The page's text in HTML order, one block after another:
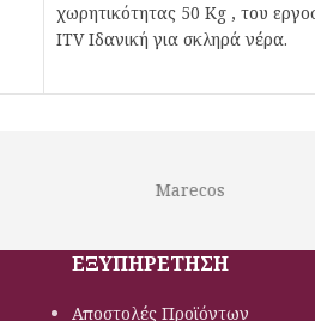
χωρητικότητας 50 Kg , του
ITV Ιδανική για σκληρά νέρα.
ΕΞΥΠΗΡΕΤΗΣΗ
Αποστολές Προϊόντων